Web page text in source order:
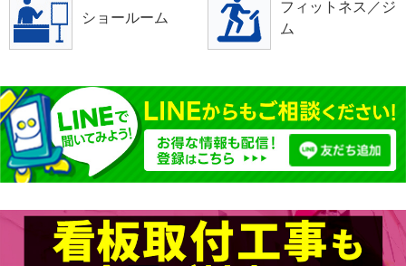
ショールーム
フィットネス／ジ
ム